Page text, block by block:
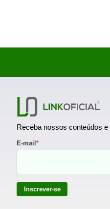
Receba nossos conteúdos
E-mail *
Inscrever-se